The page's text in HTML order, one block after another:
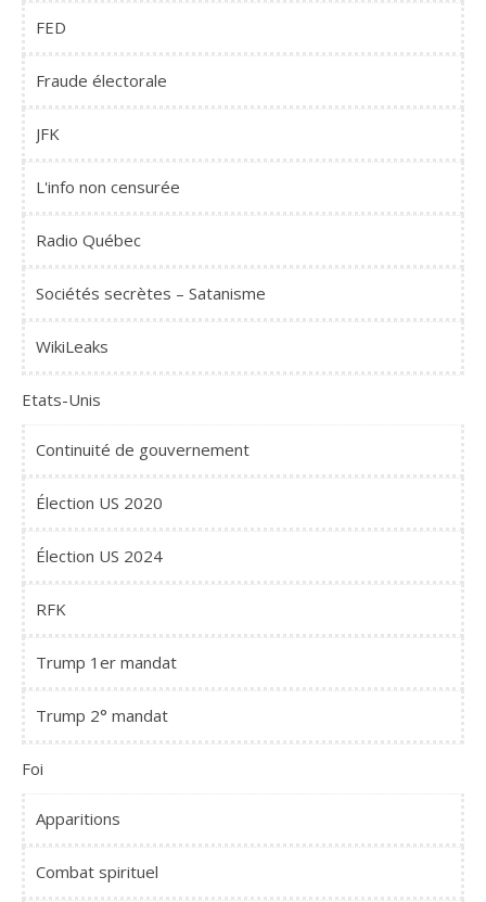
FED
Fraude électorale
JFK
L'info non censurée
Radio Québec
Sociétés secrètes – Satanisme
WikiLeaks
Etats-Unis
Continuité de gouvernement
Élection US 2020
Élection US 2024
RFK
Trump 1er mandat
Trump 2° mandat
Foi
Apparitions
Combat spirituel